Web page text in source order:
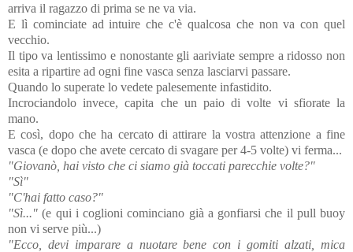
arriva il ragazzo di prima se ne va via.
E lì cominciate ad intuire che c'è qualcosa che non va con quel
vecchio.
Il tipo va lentissimo e nonostante gli aariviate sempre a ridosso non
esita a ripartire ad ogni fine vasca senza lasciarvi passare.
Quando lo superate lo vedete palesemente infastidito.
Incrociandolo invece, capita che un paio di volte vi sfiorate la
mano.
E così, dopo che ha cercato di attirare la vostra attenzione a fine
vasca (e dopo che avete cercato di svagare per 4-5 volte) vi ferma...
"Giovanò, hai visto che ci siamo già toccati parecchie volte?"
"Sì"
"C'hai fatto caso?"
"Sì..." (e qui i coglioni cominciano già a gonfiarsi che il pull buoy
non vi serve più...)
"Ecco, devi imparare a nuotare bene con i gomiti alzati, mica